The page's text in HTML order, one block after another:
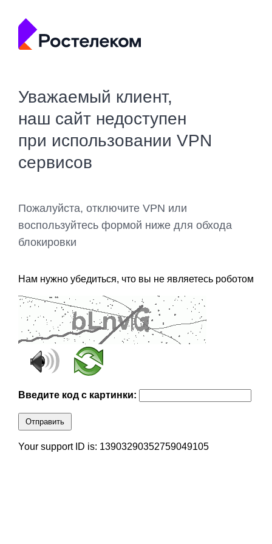
Уважаемый клиент,
наш сайт недоступен
при использовании VPN
сервисов
Пожалуйста, отключите VPN или
воспользуйтесь формой ниже для обхода
блокировки
Нам нужно убедиться, что вы не являетесь роботом
Введите код с картинки:
Отправить
Your support ID is: 13903290352759049105